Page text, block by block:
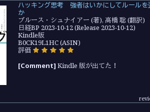
ハッキング思考 強者はいかにしてルール
か
ブルース・シュナイアー (著), 高橋 聡 (翻訳)
日経BP 2023-10-12 (Release 2023-10-12)
Kindle版
B0CK19L1HC (ASIN)
評価
[Comment] Kindle 版が出てた！